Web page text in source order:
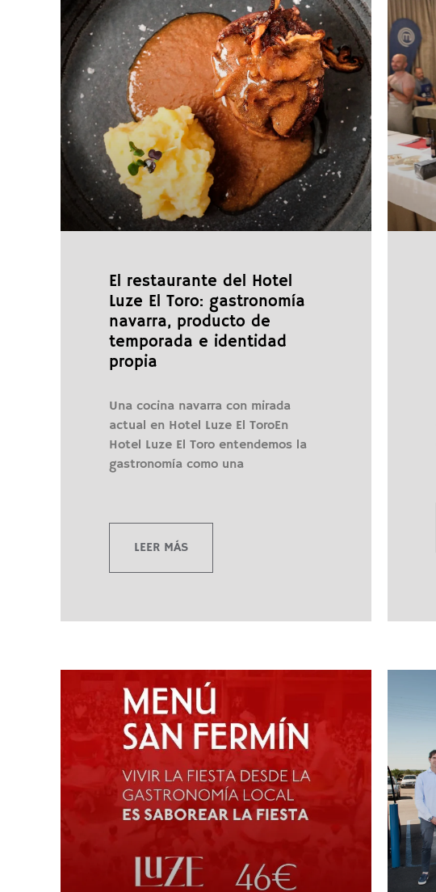
El restaurante del Hotel
Luze El Toro: gastronomía
navarra, producto de
temporada e identidad
propia
Una cocina navarra con mirada
actual en Hotel Luze El ToroEn
Hotel Luze El Toro entendemos la
gastronomía como una
LEER MÁS